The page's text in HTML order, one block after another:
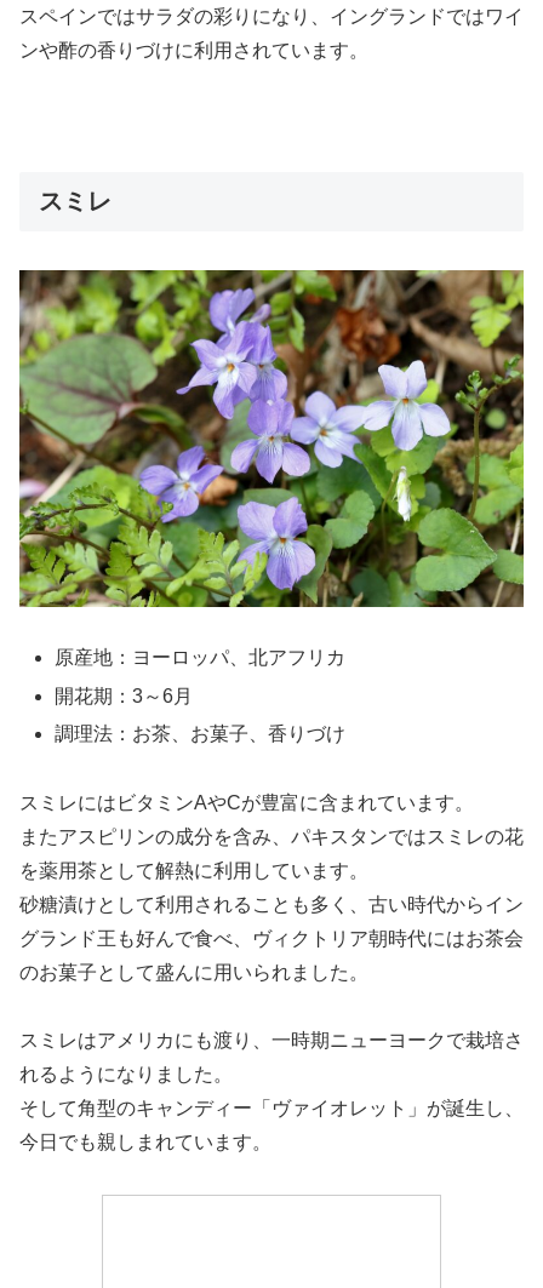
スペインではサラダの彩りになり、イングランドではワイ
ンや酢の香りづけに利用されています。
スミレ
原産地：ヨーロッパ、北アフリカ
開花期：3～6月
調理法：お茶、お菓子、香りづけ
スミレにはビタミンAやCが豊富に含まれています。
またアスピリンの成分を含み、パキスタンではスミレの花
を薬用茶として解熱に利用しています。
砂糖漬けとして利用されることも多く、古い時代からイン
グランド王も好んで食べ、ヴィクトリア朝時代にはお茶会
のお菓子として盛んに用いられました。
スミレはアメリカにも渡り、一時期ニューヨークで栽培さ
れるようになりました。
そして角型のキャンディー「ヴァイオレット」が誕生し、
今日でも親しまれています。